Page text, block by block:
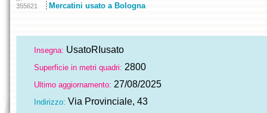
355621
Mercatini usato a Bologna
Insegna: UsatoRIusato
Superficie in metri quadri: 2800
Ultimo aggiornamento: 27/08/2025
Indirizzo: Via Provinciale, 43